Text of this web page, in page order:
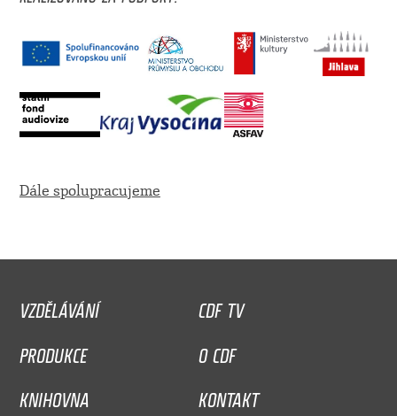
Dále spolupracujeme
VZDĚLÁVÁNÍ
CDF TV
PRODUKCE
O CDF
KNIHOVNA
KONTAKT